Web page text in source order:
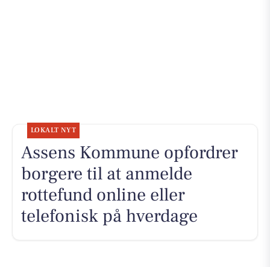
LOKALT NYT
Assens Kommune opfordrer
borgere til at anmelde
rottefund online eller
telefonisk på hverdage